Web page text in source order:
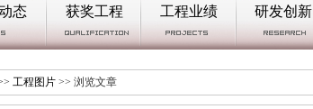
态 获奖工程 工程业绩 研发创新
工程图片 >> 浏览文章